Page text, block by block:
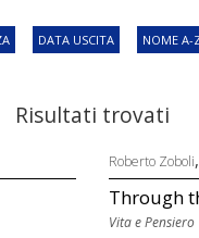
DATA USCITA NOME A-
Risultati trovati
Roberto Zoboli,
Through
Vita e Pensiero